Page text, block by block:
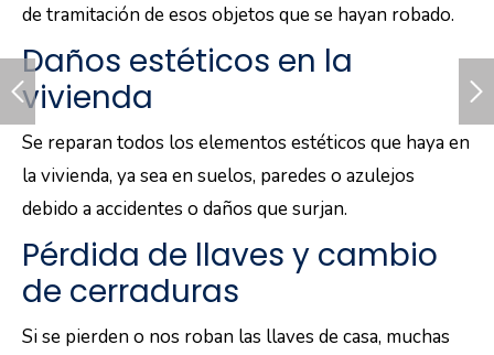
de tramitación de esos objetos que se hayan robado.
Daños estéticos en la
vivienda
Se reparan todos los elementos estéticos que haya en
la vivienda, ya sea en suelos, paredes o azulejos
debido a accidentes o daños que surjan.
Pérdida de llaves y cambio
de cerraduras
Si se pierden o nos roban las llaves de casa, muchas